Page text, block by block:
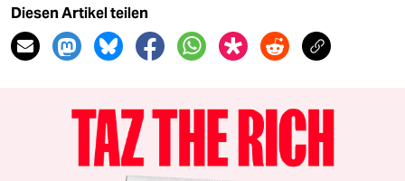
Diesen Artikel teilen